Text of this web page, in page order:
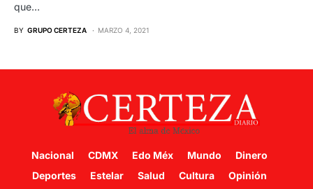
que…
BY GRUPO CERTEZA MARZO 4, 2021
Nacional CDMX Edo Méx Mundo
Dinero
Deportes
Estelar Salud Cultura Opinión